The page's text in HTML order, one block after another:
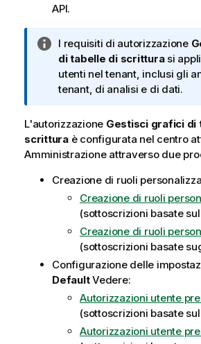
API.
N
o
t
a
n
f
o
m
I requisiti di autorizzazione
di tabelle di scritturasi
utenti nel tenant, inclusi gli
tenant, di analisi e di dati.
L'autorizzazione Gestisci grafici di
scritturaè configurata nel centro
Amministrazioneattraverso due
Creazione di ruoli
Creazione di ruoli
(sottoscrizioni basate
Creazione di ruoli
(sottoscrizioni basate
Configurazione delle
DefaultVedere:
Autorizzazioni utente
(sottoscrizioni basate
Autorizzazioni utente